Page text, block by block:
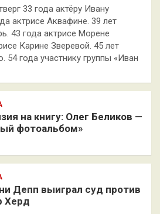
33 года актёру Ивану
актрисе Аквафине. 39 лет
43 года актрисе Морене
Карине Зверевой. 45 лет
54 года участнику группы «Иван
на книгу: Олег Беликов —
фотоальбом»
Депп выиграл суд против
Херд